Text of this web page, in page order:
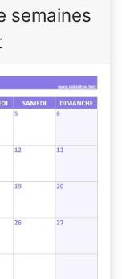
semaines